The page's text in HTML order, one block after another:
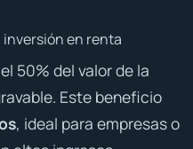
inversión en renta
50% del valor de la
Este beneficio
, ideal para empresas o